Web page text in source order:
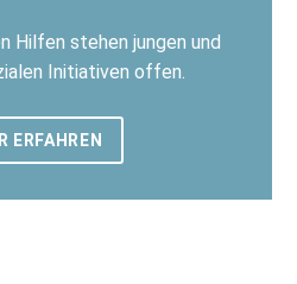
Hilfen stehen jungen und
Initiativen offen.
ERFAHREN